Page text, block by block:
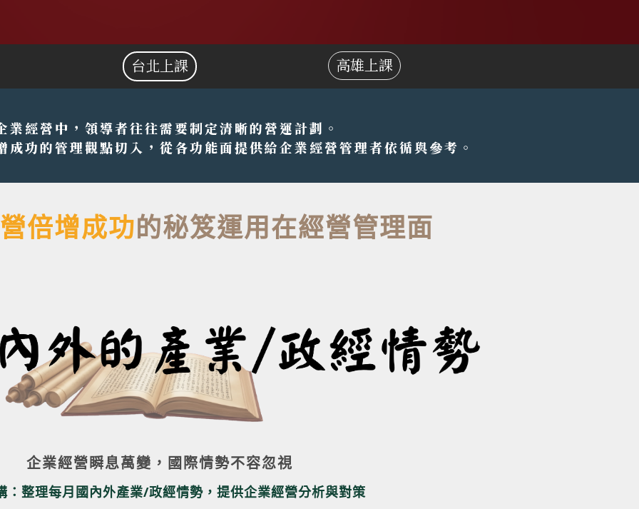
台北上課 高雄上課
業經營中，領導者往往需要制定清晰的營運計劃。
成功的管理觀點切入，從各功能面提供給企業經營管理者依循與參考。
倍增成功的秘笈運用在經營管理面
企業經營瞬息萬變，國際情勢不容忽視
：整理每月國內外產業/政經情勢，提供企業經營分析與對策